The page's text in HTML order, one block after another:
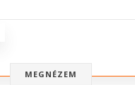
MEGNÉZEM